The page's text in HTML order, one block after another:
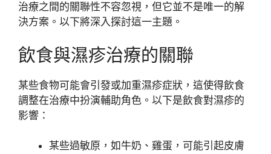
治療之間的關聯性不容忽視，但它並不是唯一的解
決方案。以下將深入探討這一主題。
飲食與濕疹治療的關聯
某些食物可能會引發或加重濕疹症狀，這使得飲食
調整在治療中扮演輔助角色。以下是飲食對濕疹的
影響：
某些過敏原，如牛奶、雞蛋，可能引起皮膚